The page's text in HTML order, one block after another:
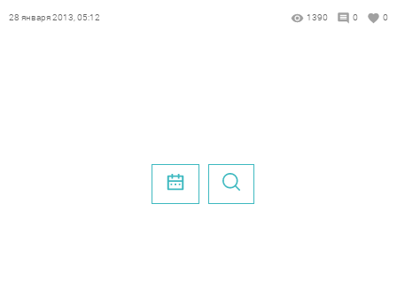
28 января 2013, 05:12 1390 0 0